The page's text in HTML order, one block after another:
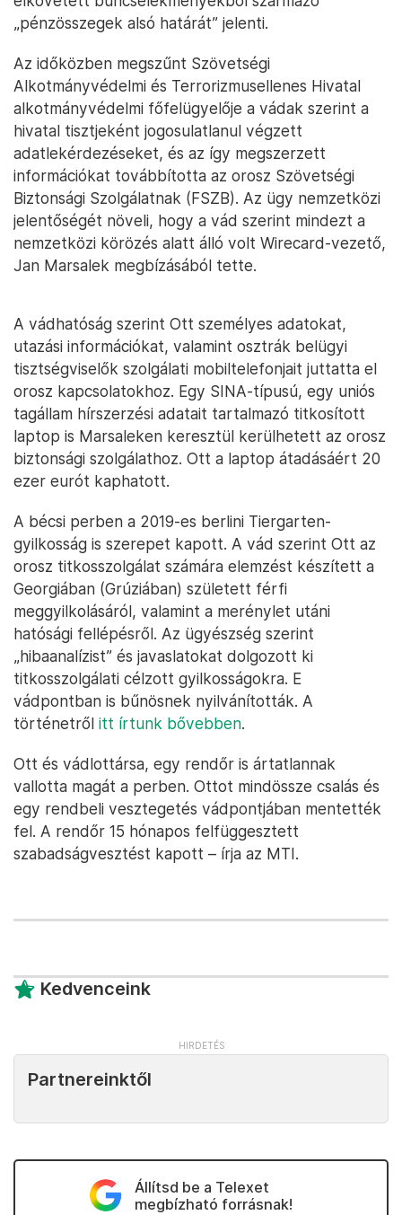
„pénzösszegek alsó határát” jelenti.
Az időközben megszűnt Szövetségi
Alkotmányvédelmi és Terrorizmusellenes Hivatal
alkotmányvédelmi főfelügyelője a vádak szerint a
hivatal tisztjeként jogosulatlanul végzett
adatlekérdezéseket, és az így megszerzett
információkat továbbította az orosz Szövetségi
Biztonsági Szolgálatnak (FSZB). Az ügy nemzetközi
jelentőségét növeli, hogy a vád szerint mindezt a
nemzetközi körözés alatt álló volt Wirecard-vezető,
Jan Marsalek megbízásából tette.
A vádhatóság szerint Ott személyes adatokat,
utazási információkat, valamint osztrák belügyi
tisztségviselők szolgálati mobiltelefonjait juttatta el
orosz kapcsolatokhoz. Egy SINA-típusú, egy uniós
tagállam hírszerzési adatait tartalmazó titkosított
laptop is Marsaleken keresztül kerülhetett az orosz
biztonsági szolgálathoz. Ott a laptop átadásáért 20
ezer eurót kaphatott.
A bécsi perben a 2019-es berlini Tiergarten-
gyilkosság is szerepet kapott. A vád szerint Ott az
orosz titkosszolgálat számára elemzést készített a
Georgiában (Grúziában) született férfi
meggyilkolásáról, valamint a merénylet utáni
hatósági fellépésről. Az ügyészség szerint
„hibaanalízist” és javaslatokat dolgozott ki
titkosszolgálati célzott gyilkosságokra. E
vádpontban is bűnösnek nyilvánították. A
történetről itt írtunk bővebben.
Ott és vádlottársa, egy rendőr is ártatlannak
vallotta magát a perben. Ottot mindössze csalás és
egy rendbeli vesztegetés vádpontjában mentették
fel. A rendőr 15 hónapos felfüggesztett
szabadságvesztést kapott – írja az MTI.
Kedvenceink
Partnereinktől
Állítsd be a Telexet
megbízható forrásnak!